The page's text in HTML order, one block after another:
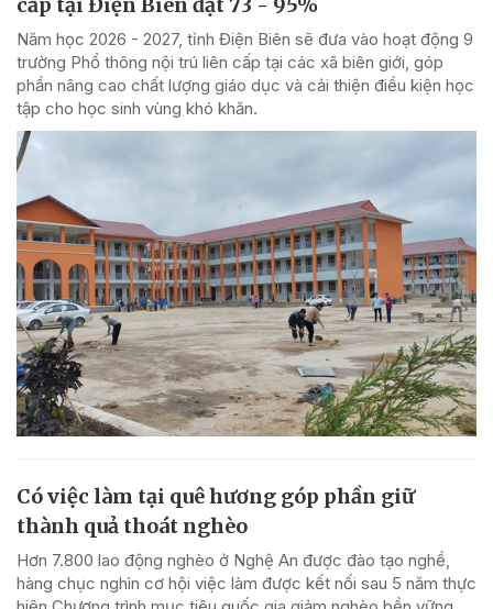
Năm học 2026 - 2027, tỉnh Điện Biên sẽ đưa vào hoạt động 9
trường Phổ thông nội trú liên cấp tại các xã biên giới, góp
phần nâng cao chất lượng giáo dục và cải thiện điều kiện học
tập cho học sinh vùng khó khăn.
Có việc làm tại quê hương góp phần giữ
thành quả thoát nghèo
Hơn 7.800 lao động nghèo ở Nghệ An được đào tạo nghề,
hàng chục nghìn cơ hội việc làm được kết nối sau 5 năm thực